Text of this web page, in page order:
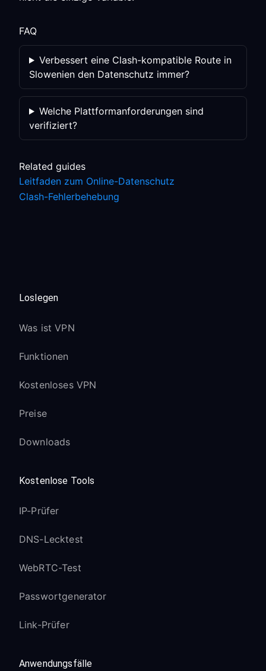
FAQ
Verbessert eine Clash-kompatible Route in
Slowenien den Datenschutz immer?
Welche Plattformanforderungen sind
verifiziert?
Related guides
Leitfaden zum Online-Datenschutz
Clash-Fehlerbehebung
Loslegen
Was ist VPN
Funktionen
Kostenloses VPN
Preise
Downloads
Kostenlose Tools
IP-Prüfer
DNS-Lecktest
WebRTC-Test
Passwortgenerator
Link-Prüfer
Anwendungsfälle